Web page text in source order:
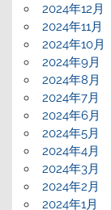
2024年12月
2024年11月
2024年10月
2024年9月
2024年8月
2024年7月
2024年6月
2024年5月
2024年4月
2024年3月
2024年2月
2024年1月